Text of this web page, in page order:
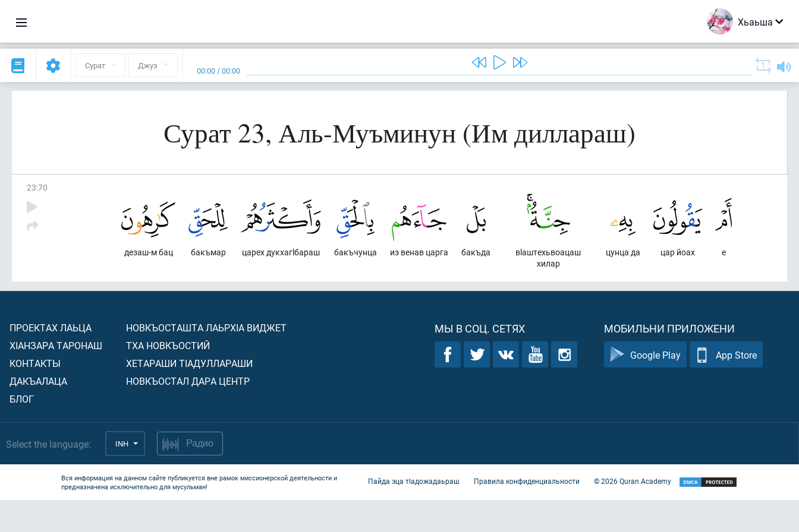
Хьаьша
Сурат Джуз 00:00 /00:00
Сурат 23, Аль-Муъминун (Им диллараш)
23:70
е
цар йоах
цунца да
вlаштехьвоацаш
хилар
бакъда
из венав царга
бакъчунца
царех дукхагlбараш
бакъмар
дезаш-м бац
ПРОЕКТАХ ЛАЬЦА
ХIАНЗАРА ТАРОНАШ
КОНТАКТЫ
ДАКЪАЛАЦА
БЛОГ
НОВКЪОСТАШТА ЛАЬРХIА ВИДЖЕТ
ТХА НОВКЪОСТИЙ
ХЕТАРАШИ ТIАДУЛЛАРАШИ
НОВКЪОСТАЛ ДАРА ЦЕНТР
МЫ В СОЦ. СЕТЯХ МОБИЛЬНИ ПРИЛОЖЕНИ
Google Play App Store
Select the language: INH Радио
Вся информация на данном сайте публикуется вне рамок миссионерской деятельности и
предназначена исключительно для мусульман!
Пайда эца тIадожадаьраш Правила конфиденциальности ©2026Quran Academy